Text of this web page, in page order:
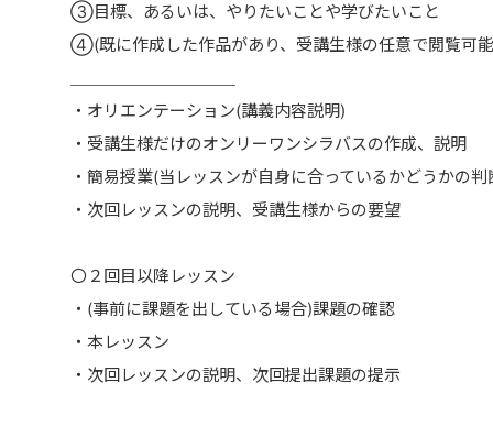
③目標、あるいは、やりたいことや学びたいこと
④(既に作成した作品があり、受講生様の任意で閲覧可
・オリエンテーション(講義内容説明)
・受講生様だけのオンリーワンシラバスの作成、説明
・簡易授業(当レッスンが自身に合っているかどうかの
・次回レッスンの説明、受講生様からの要望
〇２回目以降レッスン
・(事前に課題を出している場合)課題の確認
・本レッスン
・次回レッスンの説明、次回提出課題の提示